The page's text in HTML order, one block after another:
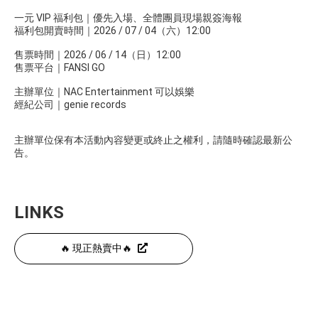
一元 VIP 福利包｜優先入場、全體團員現場親簽海報
福利包開賣時間｜2026 / 07 / 04（六）12:00
售票時間｜2026 / 06 / 14（日）12:00
售票平台｜FANSI GO
主辦單位｜NAC Entertainment 可以娛樂
經紀公司｜genie records
主辦單位保有本活動內容變更或終止之權利，請隨時確認最新公
告。
LINKS
🔥 現正熱賣中🔥